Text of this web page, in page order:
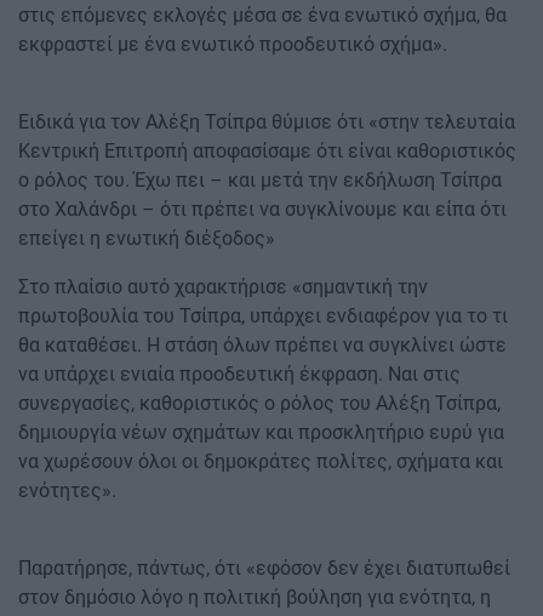
στις επόμενες εκλογές μέσα σε ένα ενωτικό σχήμα, θα
εκφραστεί με ένα ενωτικό προοδευτικό σχήμα».
Ειδικά για τον Αλέξη Τσίπρα θύμισε ότι «στην τελευταία
Κεντρική Επιτροπή αποφασίσαμε ότι είναι καθοριστικός
ο ρόλος του. Έχω πει – και μετά την εκδήλωση Τσίπρα
στο Χαλάνδρι – ότι πρέπει να συγκλίνουμε και είπα ότι
επείγει η ενωτική διέξοδος»
Στο πλαίσιο αυτό χαρακτήρισε «σημαντική την
πρωτοβουλία του Τσίπρα, υπάρχει ενδιαφέρον για το τι
θα καταθέσει. Η στάση όλων πρέπει να συγκλίνει ώστε
να υπάρχει ενιαία προοδευτική έκφραση. Ναι στις
συνεργασίες, καθοριστικός ο ρόλος του Αλέξη Τσίπρα,
δημιουργία νέων σχημάτων και προσκλητήριο ευρύ για
να χωρέσουν όλοι οι δημοκράτες πολίτες, σχήματα και
ενότητες».
Παρατήρησε, πάντως, ότι «εφόσον δεν έχει διατυπωθεί
στον δημόσιο λόγο η πολιτική βούληση για ενότητα, η